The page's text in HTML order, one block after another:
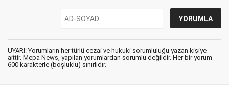
UYARI: Yorumların her türlü cezai ve hukuki sorumluluğu yazan kişiye
aittir. Mepa News, yapılan yorumlardan sorumlu değildir. Her bir yorum
600 karakterle (boşluklu) sınırlıdır.